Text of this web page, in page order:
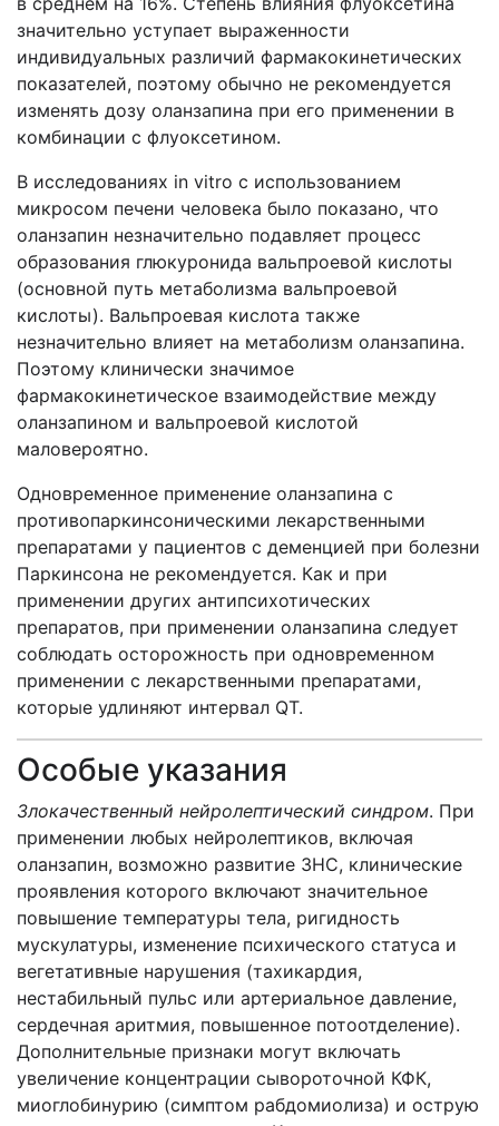
значительно уступает выраженности
индивидуальных различий фармакокинетических
показателей, поэтому обычно не рекомендуется
изменять дозу оланзапина при его применении в
комбинации с флуоксетином.
В исследованиях in vitro с использованием
микросом печени человека было показано, что
оланзапин незначительно подавляет процесс
образования глюкуронида вальпроевой кислоты
(основной путь метаболизма вальпроевой
кислоты). Вальпроевая кислота также
незначительно влияет на метаболизм оланзапина.
Поэтому клинически значимое
фармакокинетическое взаимодействие между
оланзапином и вальпроевой кислотой
маловероятно.
Одновременное применение оланзапина с
противопаркинсоническими лекарственными
препаратами у пациентов с деменцией при болезни
Паркинсона не рекомендуется. Как и при
применении других антипсихотических
препаратов, при применении оланзапина следует
соблюдать осторожность при одновременном
применении с лекарственными препаратами,
которые удлиняют интервал QT.
Особые указания
Злокачественный нейролептический синдром. При
применении любых нейролептиков, включая
оланзапин, возможно развитие ЗНС, клинические
проявления которого включают значительное
повышение температуры тела, ригидность
мускулатуры, изменение психического статуса и
вегетативные нарушения (тахикардия,
нестабильный пульс или артериальное давление,
сердечная аритмия, повышенное потоотделение).
Дополнительные признаки могут включать
увеличение концентрации сывороточной КФК,
миоглобинурию (симптом рабдомиолиза) и острую